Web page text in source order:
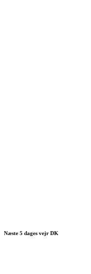
Næste 5 dages vejr DK